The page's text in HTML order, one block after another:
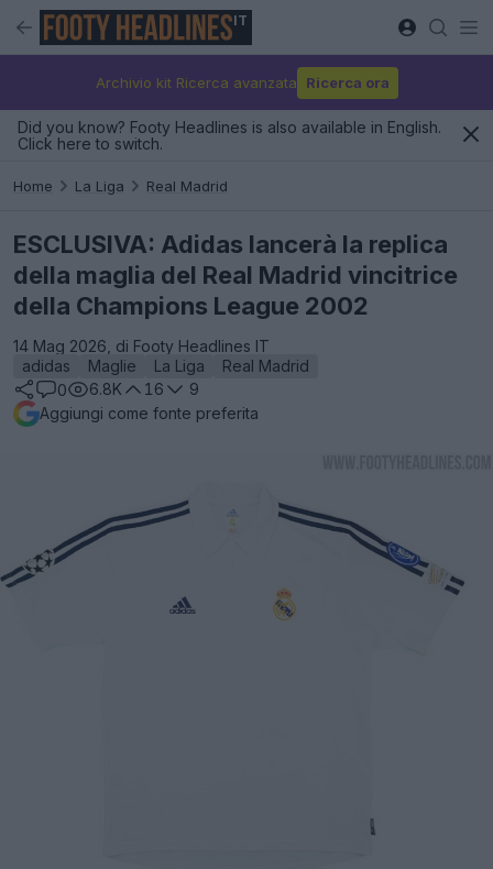
IT
Archivio kit Ricerca avanzata Ricerca ora
Did you know? Footy Headlines is also available in English.
Click here to switch.
Home La Liga Real Madrid
ESCLUSIVA: Adidas lancerà la replica
della maglia del Real Madrid vincitrice
della Champions League 2002
14 Mag 2026, di Footy Headlines IT
adidas
Maglie La Liga
Real Madrid
0
6.8K 16
9
Aggiungi come fonte preferita